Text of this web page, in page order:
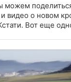
можем
видео о новом
Вот еще